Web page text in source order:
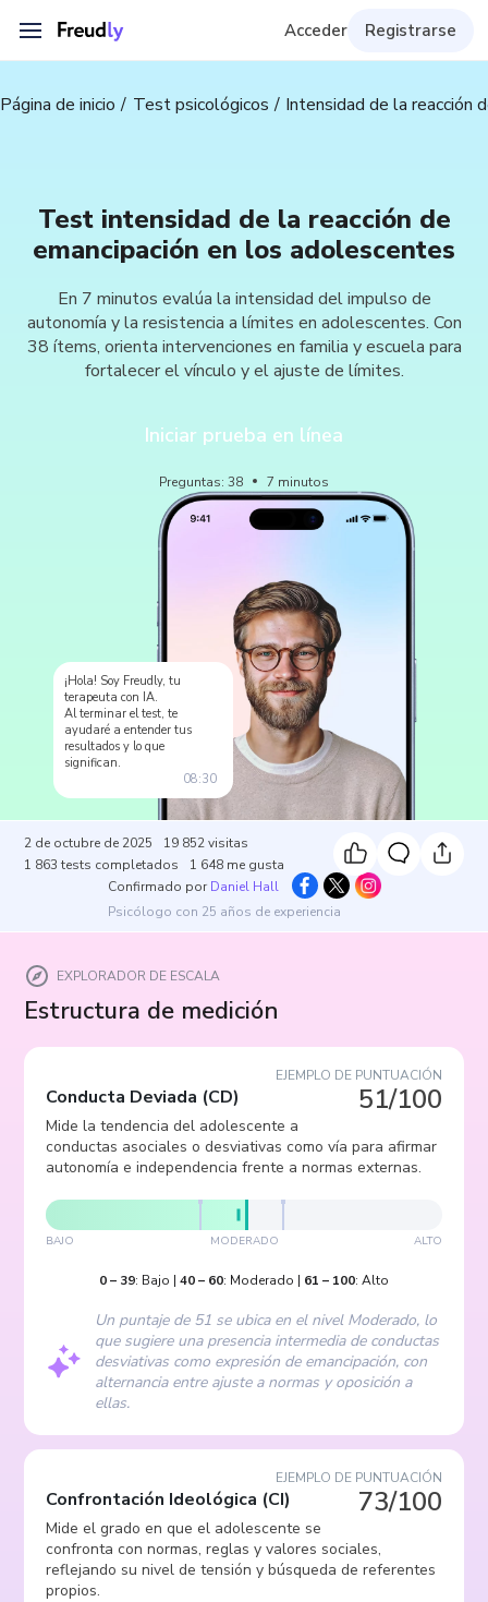
Acceder Registrarse
Página de inicio Test psicológicos Intensidad de la reacción
Test intensidad de la reacción de
emancipación en los adolescentes
En 7 minutos evalúa la intensidad del impulso de
autonomía y la resistencia a límites en adolescentes. Con
38 ítems, orienta intervenciones en familia y escuela para
fortalecer el vínculo y el ajuste de límites.
Iniciar prueba en línea
Preguntas:38 7 minutos
¡Hola! Soy Freudly, tu
terapeuta con IA.
Al terminar el test, te
ayudaré a entender tus
resultados y lo que
significan.
08:30
2 de octubre de 2025 19 852 visitas
1 863 tests completados 1 648 me gusta
Confirmado por Daniel Hall
Psicólogo con 25 años de experiencia
EXPLORADOR DE ESCALA
Estructura de medición
EJEMPLO DE PUNTUACIÓN
51/100
Conducta Deviada (CD)
Mide la tendencia del adolescente a
conductas asociales o desviativas como vía para afirmar
autonomía e independencia frente a normas externas.
BAJO MODERADO ALTO
0– 39: Bajo | 40– 60: Moderado | 61 – 100: Alto
Un puntaje de 51 se ubica en el nivel Moderado, lo
que sugiere una presencia intermedia de conductas
desviativas como expresión de emancipación, con
alternancia entre ajuste a normas y oposición a
ellas.
EJEMPLO DE PUNTUACIÓN
73/100
Confrontación Ideológica (CI)
Mide el grado en que el adolescente se
confronta con normas, reglas y valores sociales,
reflejando su nivel de tensión y búsqueda de referentes
propios.